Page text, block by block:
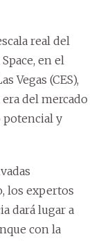
real del
en el
Vegas (CES),
del mercado
potencial y
los expertos
dará lugar a
con la